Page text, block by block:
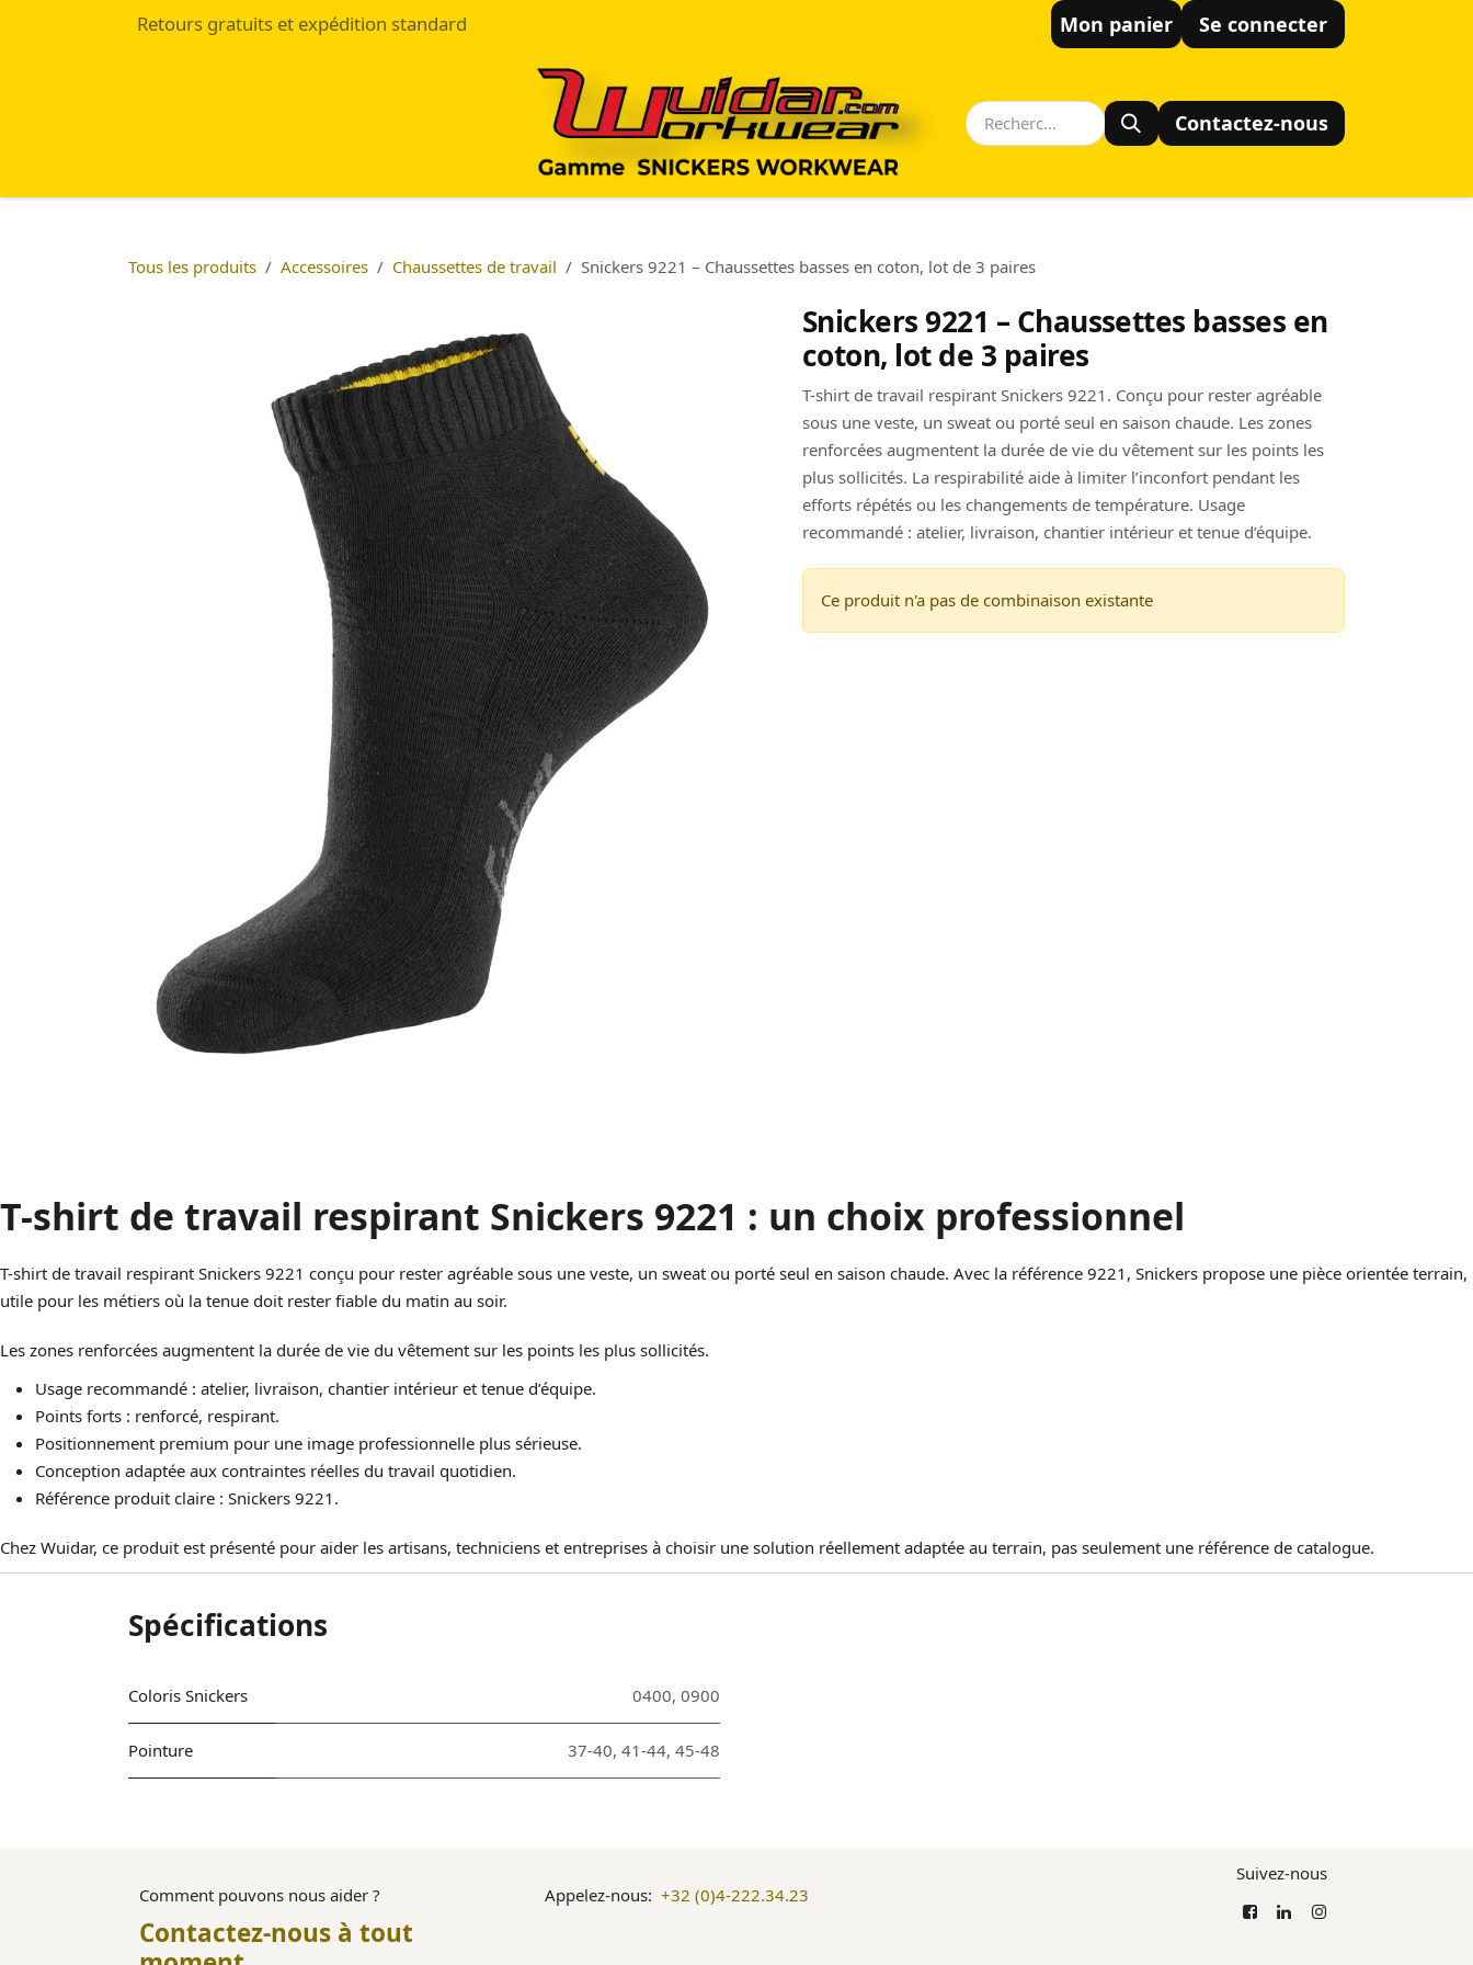
Retours gratuits et expédition standard Mon panier Se connecter
Contactez-nous
Tous les produits Accessoires Chaussettes de travail Snickers 9221 – Chaussettes basses en coton, lot de 3 paires
Snickers 9221 – Chaussettes basses en
coton, lot de 3 paires
T-shirt de travail respirant Snickers 9221. Conçu pour rester agréable
sous une veste, un sweat ou porté seul en saison chaude. Les zones
renforcées augmentent la durée de vie du vêtement sur les points les
plus sollicités. La respirabilité aide à limiter l’inconfort pendant les
efforts répétés ou les changements de température. Usage
recommandé : atelier, livraison, chantier intérieur et tenue d’équipe.
Ce produit n'a pas de combinaison existante
T-shirt de travail respirant Snickers 9221 : un choix professionnel
T-shirt de travail respirant Snickers 9221 conçu pour rester agréable sous une veste, un sweat ou porté seul en saison chaude. Avec la référence 9221, Snickers propose une pièce orientée terrain,
utile pour les métiers où la tenue doit rester fiable du matin au soir.
Les zones renforcées augmentent la durée de vie du vêtement sur les points les plus sollicités.
Usage recommandé : atelier, livraison, chantier intérieur et tenue d’équipe.
Points forts : renforcé, respirant.
Positionnement premium pour une image professionnelle plus sérieuse.
Conception adaptée aux contraintes réelles du travail quotidien.
Référence produit claire : Snickers 9221.
Chez Wuidar, ce produit est présenté pour aider les artisans, techniciens et entreprises à choisir une solution réellement adaptée au terrain, pas seulement une référence de catalogue.
Spécifications
Coloris Snickers 0400, 0900
Pointure 37-40, 41-44, 45-48
Comment pouvons nous aider ?
Contactez-nous à tout
Suivez-nous
Appelez-nous: +32 (0)4-222.34.23